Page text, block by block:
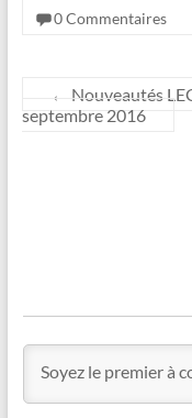
0 Commentaires
←
Nouveautés
septembre 2016